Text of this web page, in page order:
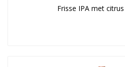
Frisse IPA met